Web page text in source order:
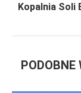
Kopalnia Soli